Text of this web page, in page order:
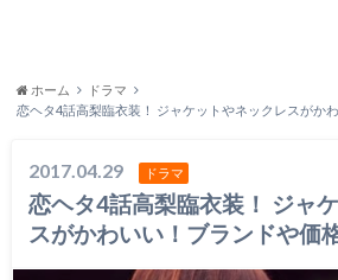
ホーム
ドラマ
恋ヘタ4話高梨臨衣装！ ジャケットやネックレスがか
2017.04.29 ドラマ
恋ヘタ4話高梨臨衣装！ ジャ
スがかわいい！ブランドや価